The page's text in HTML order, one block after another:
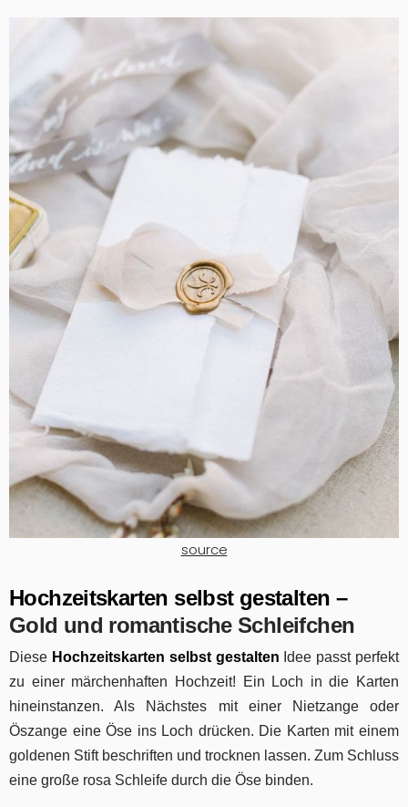
source
Hochzeitskarten selbst gestalten –
Gold und romantische Schleifchen
Diese Hochzeitskarten selbst gestalten Idee passt perfekt
zu einer märchenhaften Hochzeit! Ein Loch in die Karten
hineinstanzen. Als Nächstes mit einer Nietzange oder
Öszange eine Öse ins Loch drücken. Die Karten mit einem
goldenen Stift beschriften und trocknen lassen. Zum Schluss
eine große rosa Schleife durch die Öse binden.